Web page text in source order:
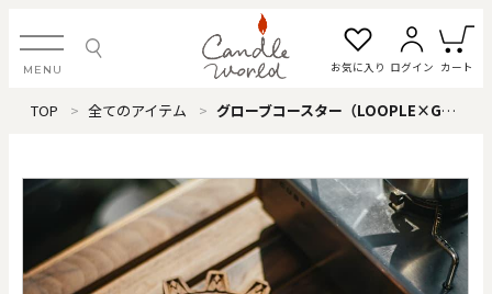
MENU お気に入り ログイン カート
ログイン・新規会員登録
お気に入り一覧 カートを見る
TOP 全てのアイテム グローブコースター（LOOPLE×GGCrew）